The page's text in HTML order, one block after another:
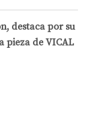
destaca por su
pieza de VICAL